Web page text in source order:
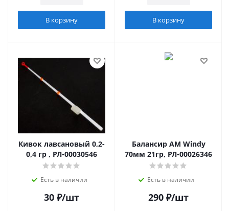
В корзину В корзину
Кивок лавсановый 0,2-
0,4 гр , РЛ-00030546
Есть в наличии
30 ₽/шт
Балансир AM Windy
70мм 21гр, РЛ-00026346
Есть в наличии
290 ₽/шт